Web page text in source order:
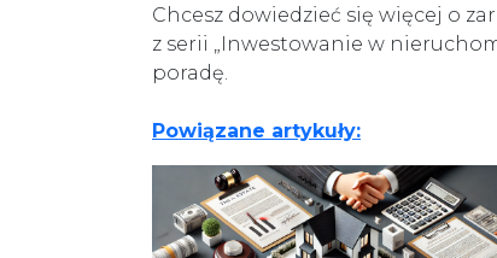
Chcesz dowiedzieć się więcej o
z serii „Inwestowanie w
poradę.
Powiązane artykuły: